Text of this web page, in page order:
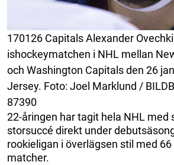
170126 Capitals Alexander
ishockeymatchen i NHL mellan
och Washington Capitals den 26
Jersey. Foto: Joel Marklund /
87390
22-åringen har tagit hela NHL med
storsuccé direkt under
rookieligan i överlägsen stil med 66
matcher.